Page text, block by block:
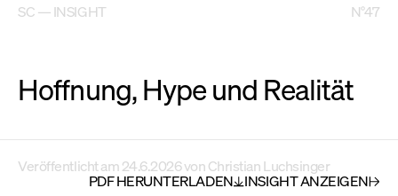
SC — INSIGHT N°47
Hoffnung, Hype und Realität
Veröffentlicht am24.6.2026vonChristian Luchsinger
PDF HERUNTERLADEN
INSIGHT ANZEIGEN